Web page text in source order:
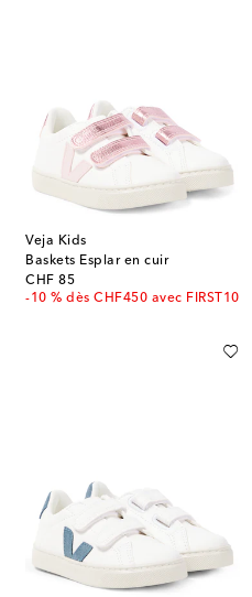
Veja Kids
Baskets Esplar en cuir
CHF 85
original price
-10 % dès CHF450 avec FIRST10